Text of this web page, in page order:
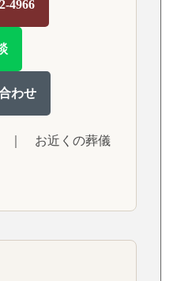
4966
わせ
お近くの葬儀